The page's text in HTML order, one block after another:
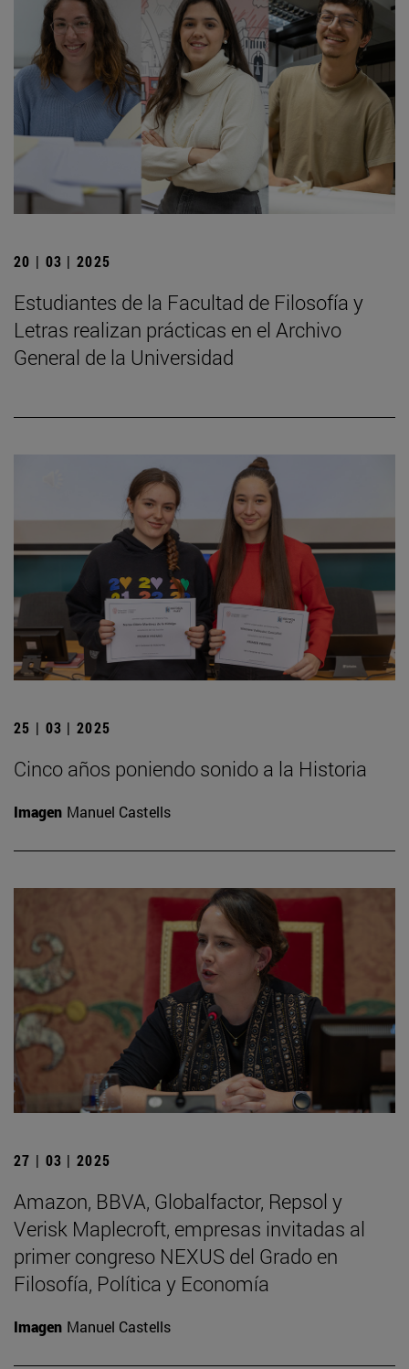
20 | 03 | 2025
Estudiantes de la Facultad de Filosofía y
Letras realizan prácticas en el Archivo
General de la Universidad
25 | 03 | 2025
Cinco años poniendo sonido a la Historia
Imagen Manuel Castells
27 | 03 | 2025
Amazon, BBVA, Globalfactor, Repsol y
Verisk Maplecroft, empresas invitadas al
primer congreso NEXUS del Grado en
Filosofía, Política y Economía
Imagen Manuel Castells